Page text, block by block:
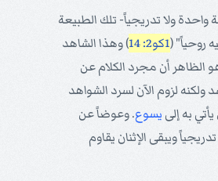
ولا تدريجياً- تلك الطبيعة
روحياً" (1كو2: 14
) وهذا الشاهد
الظاهر أن مجرد الكلام عن
لزوم الآن لسرد الشواهد
به إلى يسوع. وعوضاً عن
ويبقى الإثنان يقاوم